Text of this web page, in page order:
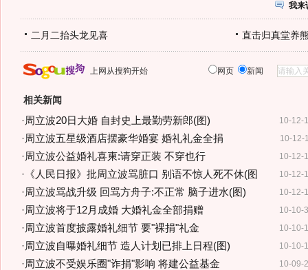
我来
二月二抬头龙见喜 直击归真堂养
上网从搜狗开始 网页 新闻
相关新闻
10-12-
·周立波20日大婚 自封史上最勤劳新郎(图)
10-12-
·周立波五星级酒店摆豪华婚宴 婚礼礼金全捐
10-12-
·周立波公益婚礼喜柬:请穿正装 不穿也行
10-12-
· 《人民日报》批周立波骂脏口 别语不惊人死不休(图
10-12-
·周立波骂战升级 回骂方舟子:不正常 脑子进水(图)
10-10-
·周立波将于12月成婚 大婚礼金全部捐赠
10-10-
·周立波首度披露婚礼细节 要"裸捐"礼金
10-10-
·周立波自曝婚礼细节 造人计划已排上日程(图)
10-09-
·周立波不受娱乐圈"诈捐"影响 将建公益基金